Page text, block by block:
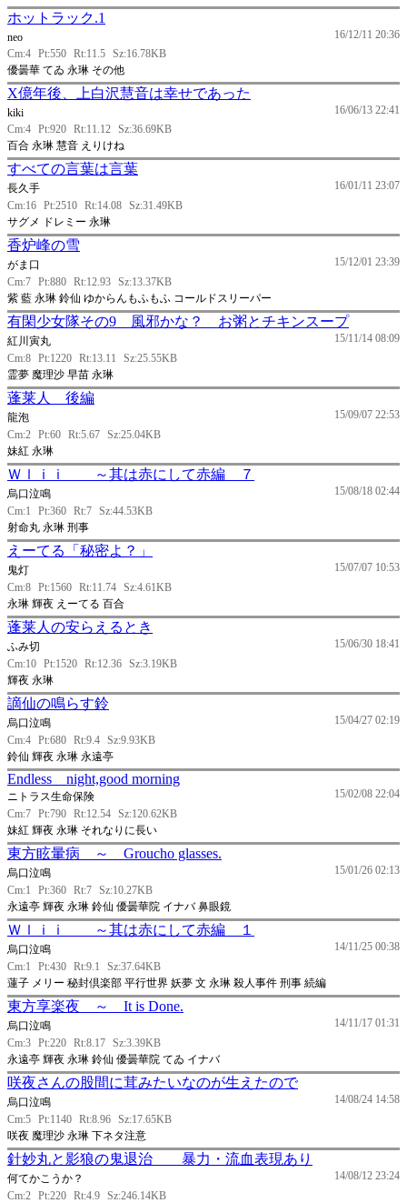
ホットラック.1
16/12/11 20:36
neo
Cm:4 Pt:550 Rt:11.5 Sz:16.78KB
優曇華 てゐ 永琳 その他
X億年後、上白沢慧音は幸せであった
16/06/13 22:41
kiki
Cm:4 Pt:920 Rt:11.12 Sz:36.69KB
百合 永琳 慧音 えりけね
すべての言葉は言葉
16/01/11 23:07
長久手
Cm:16 Pt:2510 Rt:14.08 Sz:31.49KB
サグメ ドレミー 永琳
香炉峰の雪
15/12/01 23:39
がま口
Cm:7 Pt:880 Rt:12.93 Sz:13.37KB
紫 藍 永琳 鈴仙 ゆからんもふもふ コールドスリーパー
有閑少女隊その9 風邪かな？ お粥とチキンスープ
15/11/14 08:09
紅川寅丸
Cm:8 Pt:1220 Rt:13.11
Sz:25.55KB
霊夢 魔理沙 早苗 永琳
蓬莱人 後編
15/09/07 22:53
龍泡
Cm:2 Pt:60 Rt:5.67 Sz:25.04KB
妹紅 永琳
Ｗｌｉｉ ～其は赤にして赤編 ７
15/08/18 02:44
烏口泣鳴
Cm:1
Pt:360 Rt:7 Sz:44.53KB
射命丸 永琳 刑事
えーてる「秘密よ？」
15/07/07 10:53
鬼灯
Cm:8 Pt:1560 Rt:11.74 Sz:4.61KB
永琳 輝夜 えーてる 百合
蓬莱人の安らえるとき
15/06/30 18:41
ふみ切
Cm:10 Pt:1520 Rt:12.36 Sz:3.19KB
輝夜 永琳
謫仙の鳴らす鈴
15/04/27 02:19
烏口泣鳴
Cm:4 Pt:680 Rt:9.4 Sz:9.93KB
鈴仙 輝夜 永琳 永遠亭
Endless night,good morning
15/02/08 22:04
ニトラス生命保険
Cm:7 Pt:790 Rt:12.54 Sz:120.62KB
妹紅 輝夜 永琳 それなりに長い
東方眩暈病 ～ Groucho glasses.
15/01/26 02:13
烏口泣鳴
Cm:1
Pt:360 Rt:7 Sz:10.27KB
永遠亭 輝夜 永琳 鈴仙 優曇華院 イナバ 鼻眼鏡
Ｗｌｉｉ ～其は赤にして赤編 １
14/11/25 00:38
烏口泣鳴
Cm:1
Pt:430 Rt:9.1
Sz:37.64KB
蓮子 メリー 秘封倶楽部 平行世界 妖夢 文 永琳 殺人事件 刑事 続編
東方享楽夜 ～ It is Done.
14/11/17 01:31
烏口泣鳴
Cm:3 Pt:220 Rt:8.17 Sz:3.39KB
永遠亭 輝夜 永琳 鈴仙 優曇華院 てゐ イナバ
咲夜さんの股間に茸みたいなのが生えたので
14/08/24 14:58
烏口泣鳴
Cm:5 Pt:1140 Rt:8.96 Sz:17.65KB
咲夜 魔理沙 永琳 下ネタ注意
針妙丸と影狼の鬼退治 暴力・流血表現あり
14/08/12 23:24
何てかこうか？
Cm:2 Pt:220 Rt:4.9 Sz:246.14KB